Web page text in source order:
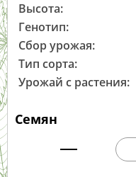
Высота:
Генотип:
Сбор урожая:
Тип сорта:
Урожай с растения:
Семян